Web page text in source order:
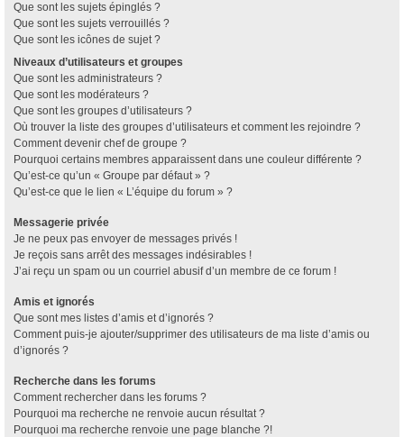
Que sont les sujets épinglés ?
Que sont les sujets verrouillés ?
Que sont les icônes de sujet ?
Niveaux d’utilisateurs et groupes
Que sont les administrateurs ?
Que sont les modérateurs ?
Que sont les groupes d’utilisateurs ?
Où trouver la liste des groupes d’utilisateurs et comment les rejoindre ?
Comment devenir chef de groupe ?
Pourquoi certains membres apparaissent dans une couleur différente ?
Qu’est-ce qu’un « Groupe par défaut » ?
Qu’est-ce que le lien « L’équipe du forum » ?
Messagerie privée
Je ne peux pas envoyer de messages privés !
Je reçois sans arrêt des messages indésirables !
J’ai reçu un spam ou un courriel abusif d’un membre de ce forum !
Amis et ignorés
Que sont mes listes d’amis et d’ignorés ?
Comment puis-je ajouter/supprimer des utilisateurs de ma liste d’amis ou
d’ignorés ?
Recherche dans les forums
Comment rechercher dans les forums ?
Pourquoi ma recherche ne renvoie aucun résultat ?
Pourquoi ma recherche renvoie une page blanche ?!